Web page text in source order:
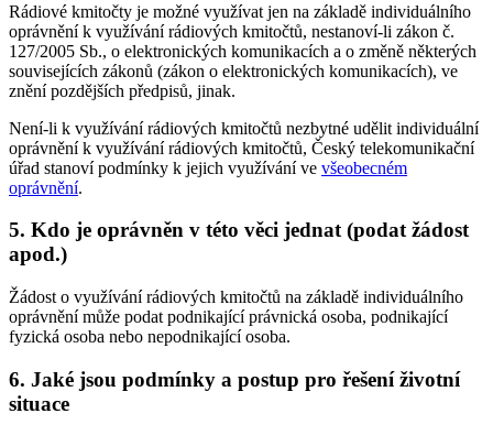
Rádiové kmitočty je možné využívat jen na základě individuálního
oprávnění k využívání rádiových kmitočtů, nestanoví-li zákon č.
127/2005 Sb., o elektronických komunikacích a o změně některých
souvisejících zákonů (zákon o elektronických komunikacích), ve
znění pozdějších předpisů, jinak.
Není-li k využívání rádiových kmitočtů nezbytné udělit individuální
oprávnění k využívání rádiových kmitočtů, Český telekomunikační
úřad stanoví podmínky k jejich využívání ve všeobecném
oprávnění.
5. Kdo je oprávněn v této věci jednat (podat žádost
apod.)
Žádost o využívání rádiových kmitočtů na základě individuálního
oprávnění může podat podnikající právnická osoba, podnikající
fyzická osoba nebo nepodnikající osoba.
6. Jaké jsou podmínky a postup pro řešení životní
situace